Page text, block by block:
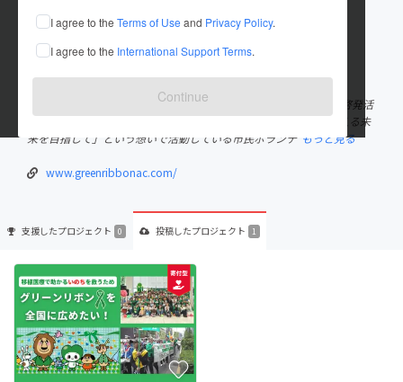
I agree to the Terms of Use and Privacy Policy.
I agree to the International Support Terms.
Continue
これまでに1件のプロジェクトを投稿しています
在住国：日本 現在地：大阪府
出身国：日本 出身地：未設定
私たちNPO法人グリーンリボン推進協会では「移植医療」の普及啓発活
動を東京や広島を中心に行っています。「一人でも多くの命を救える未
来を目指して」という想いで活動している市民ボランテ もっと見る
www.greenribbonac.com/
支援したプロジェクト 0 投稿したプロジェクト 1